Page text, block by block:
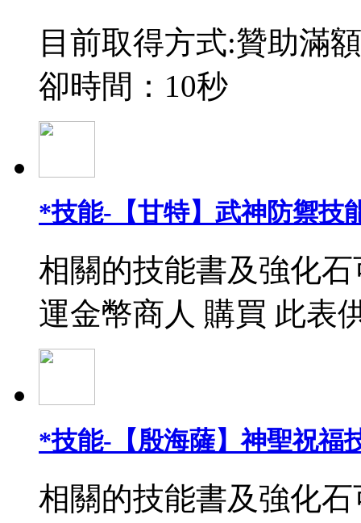
目前取得方式:贊助滿
卻時間：10秒
*技能-【甘特】武神防禦技
相關的技能書及強化
運金幣商人 購買 此表
*技能-【殷海薩】神聖祝福
相關的技能書及強化